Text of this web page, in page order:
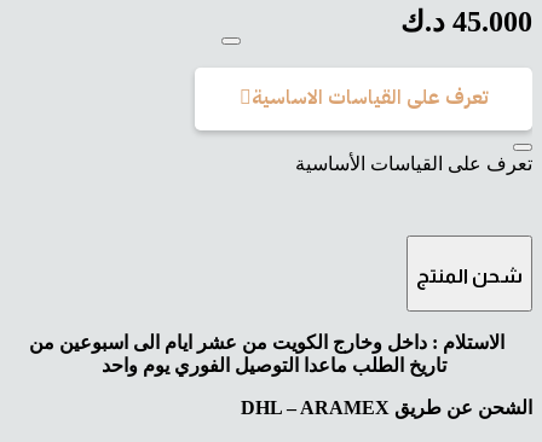
45.000 د.ك
تعرف على القياسات الاساسية
تعرف على القياسات الأساسية
شحن المنتج
الاستلام : داخل وخارج الكويت من عشر ايام الى اسبوعين من
تاريخ الطلب ماعدا التوصيل الفوري يوم واحد
الشحن عن طريق DHL – ARAMEX